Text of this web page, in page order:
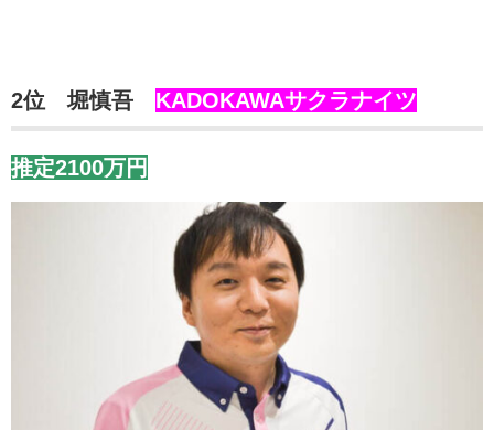
2位 堀慎吾 KADOKAWAサクラナイツ
推定2100万円